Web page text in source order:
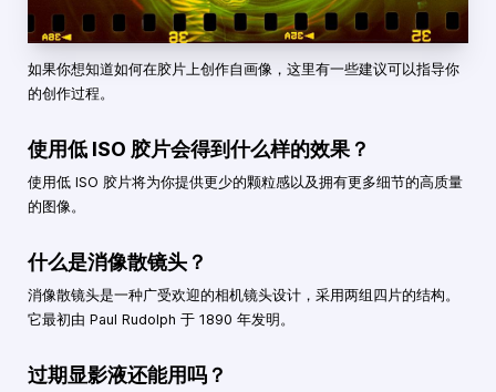
如果你想知道如何在胶片上创作自画像，这里有一些建议可以指导你
的创作过程。
使用低 ISO 胶片会得到什么样的效果？
使用低 ISO 胶片将为你提供更少的颗粒感以及拥有更多细节的高质量
的图像。
什么是消像散镜头？
消像散镜头是一种广受欢迎的相机镜头设计，采用两组四片的结构。
它最初由 Paul Rudolph 于 1890 年发明。
过期显影液还能用吗？